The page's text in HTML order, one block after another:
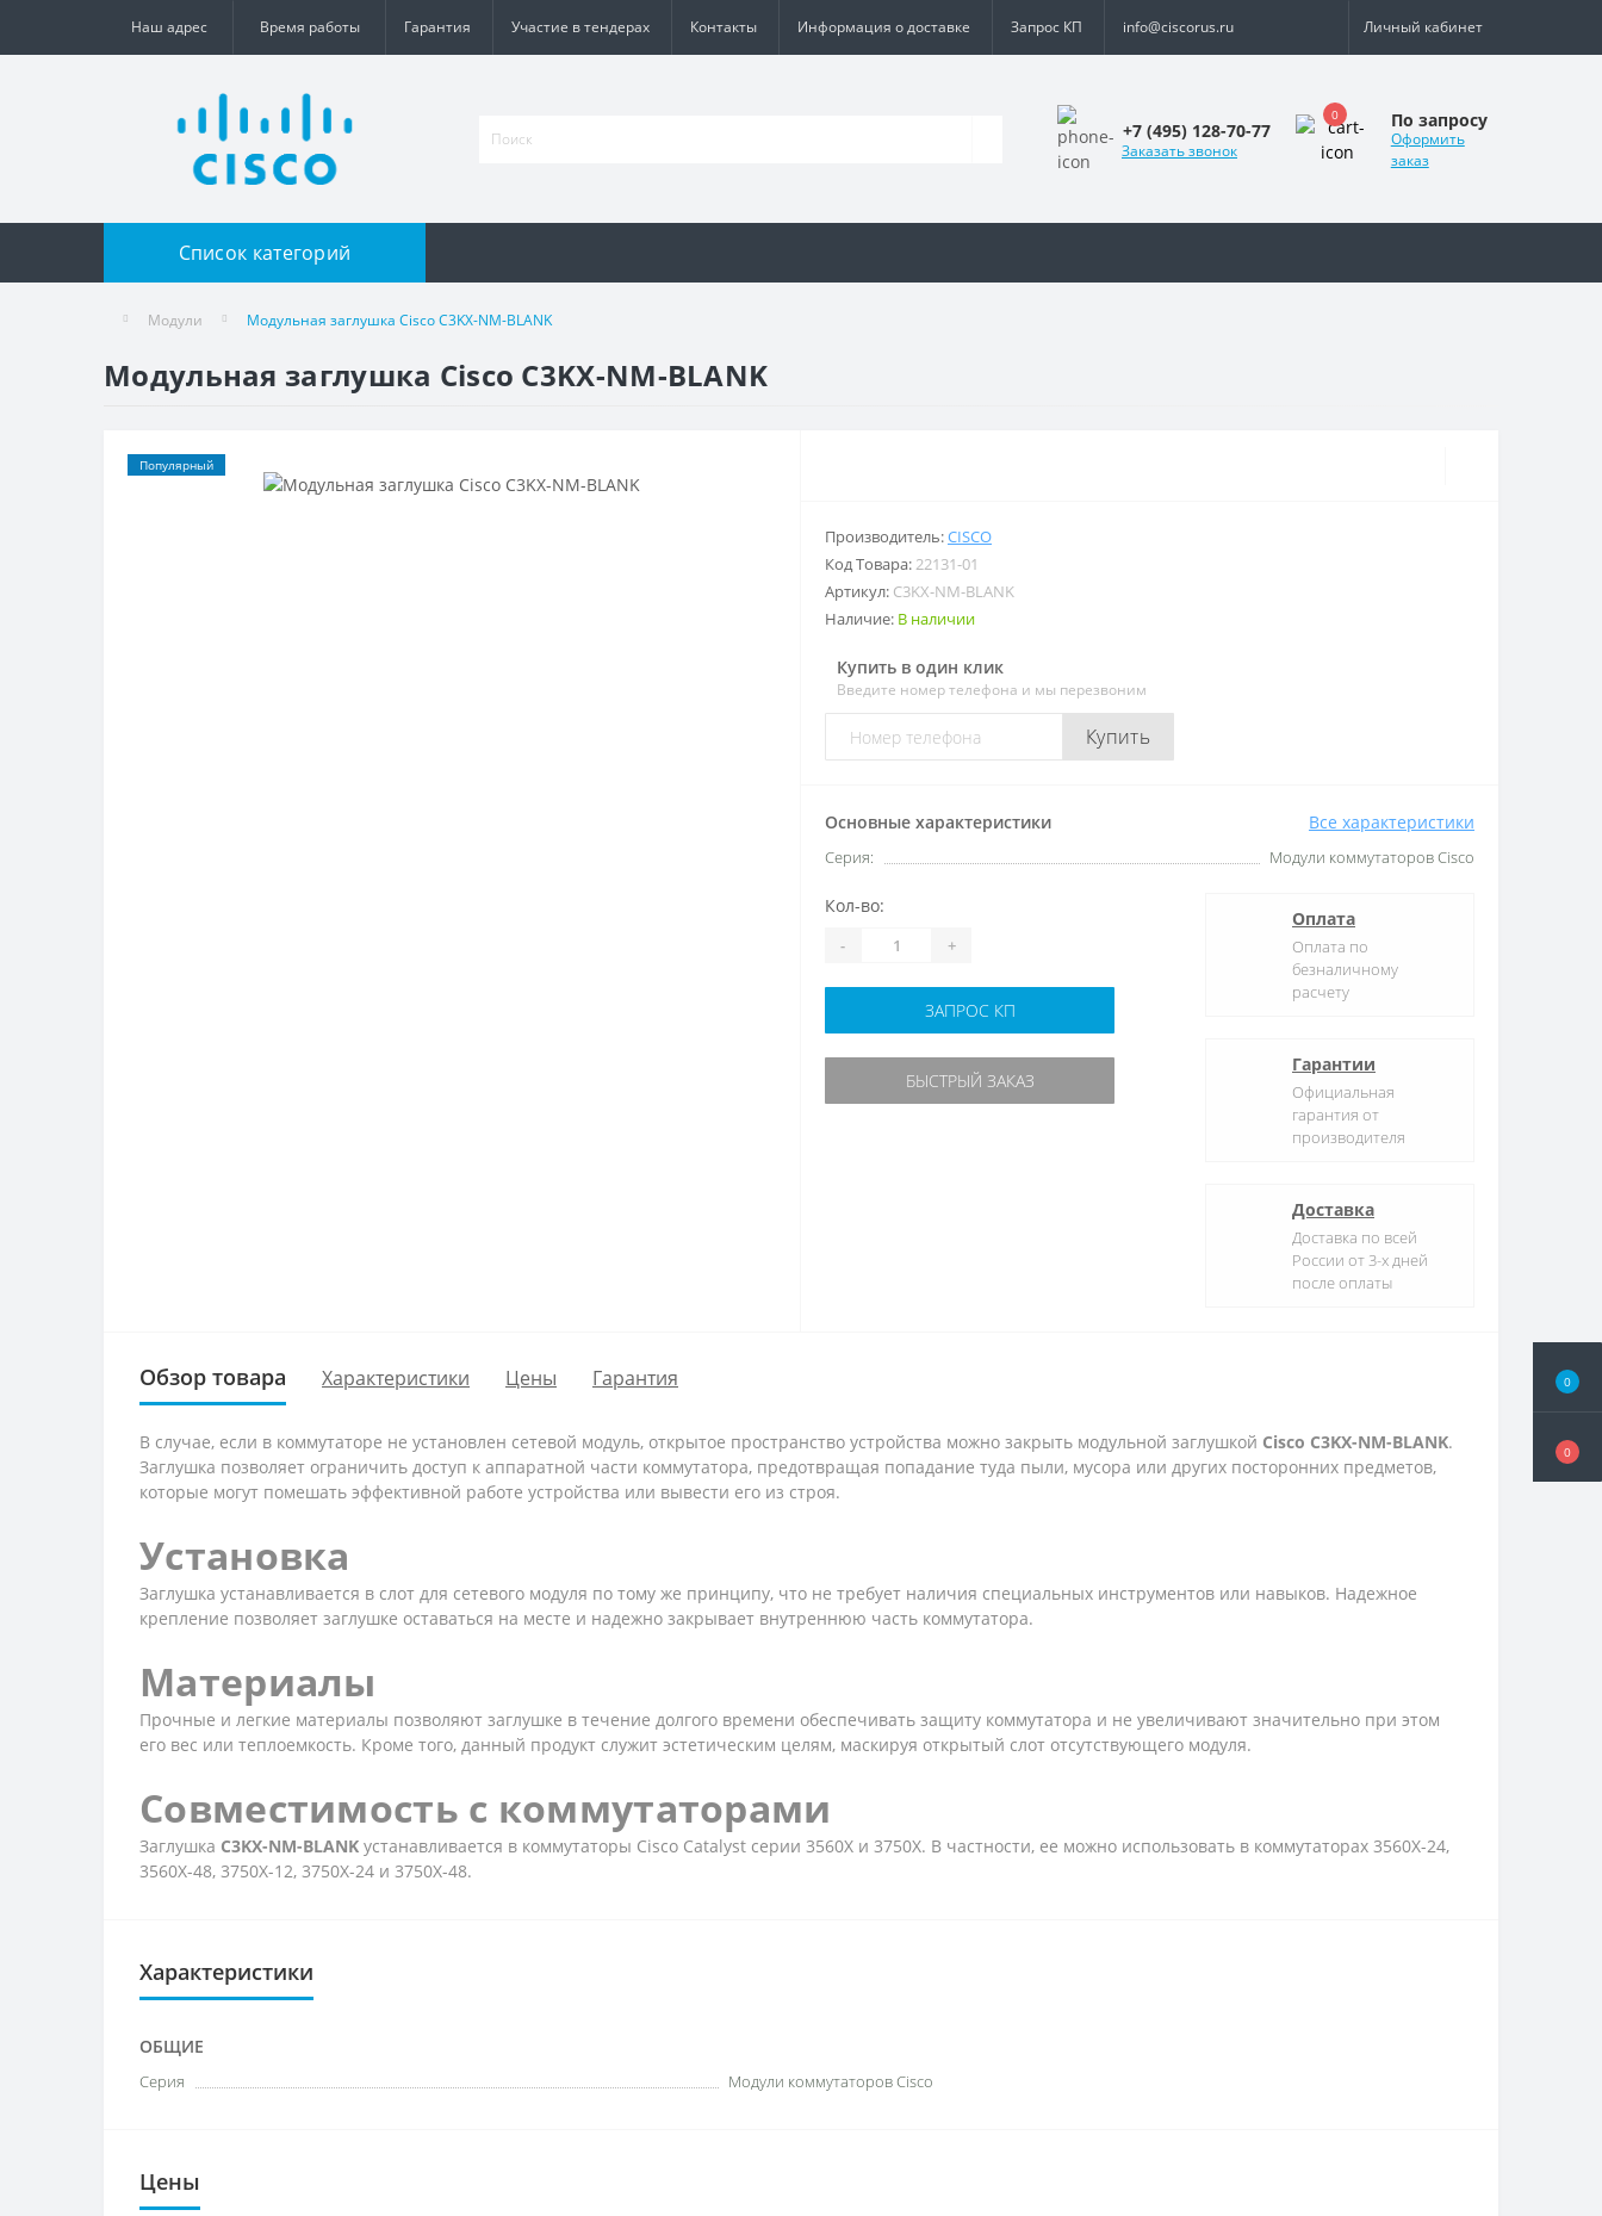
0
0
Наш адрес Время работы Гарантия Участие в тендерах Контакты Информация о доставке Запрос КП info@ciscorus.ru Личный кабинет
+7 (495) 128-70-77
Заказать звонок
0 По запросу
Оформить
заказ
Список категорий
Модули Модульная заглушка Cisco C3KX-NM-BLANK
Модульная заглушка Cisco C3KX-NM-BLANK
Популярный
Производитель:CISCO
Код Товара:22131-01
Артикул: C3KX-NM-BLANK
Наличие: В наличии
Купить в один клик
Введите номер телефона и мы перезвоним
Купить
Основные характеристики Все характеристики
Серия: Модули коммутаторов Cisco
Кол-во:
- +
ЗАПРОС КП
БЫСТРЫЙ ЗАКАЗ
Оплата
Оплата по
безналичному
расчету
Гарантии
Официальная
гарантия от
производителя
Доставка
Доставка по всей
России от 3-х дней
после оплаты
Обзор товара Характеристики Цены Гарантия
В случае, если в коммутаторе не установлен сетевой модуль, открытое пространство устройства можно закрыть модульной заглушкой Cisco C3KX-NM-BLANK.
Заглушка позволяет ограничить доступ к аппаратной части коммутатора, предотвращая попадание туда пыли, мусора или других посторонних предметов,
которые могут помешать эффективной работе устройства или вывести его из строя.
Установка
Заглушка устанавливается в слот для сетевого модуля по тому же принципу, что не требует наличия специальных инструментов или навыков. Надежное
крепление позволяет заглушке оставаться на месте и надежно закрывает внутреннюю часть коммутатора.
Материалы
Прочные и легкие материалы позволяют заглушке в течение долгого времени обеспечивать защиту коммутатора и не увеличивают значительно при этом
его вес или теплоемкость. Кроме того, данный продукт служит эстетическим целям, маскируя открытый слот отсутствующего модуля.
Совместимость с коммутаторами
Заглушка C3KX-NM-BLANK устанавливается в коммутаторы Cisco Catalyst серии 3560X и 3750X. В частности, ее можно использовать в коммутаторах 3560X-24,
3560X-48, 3750X-12, 3750X-24 и 3750X-48.
Характеристики
ОБЩИЕ
Серия Модули коммутаторов Cisco
Цены